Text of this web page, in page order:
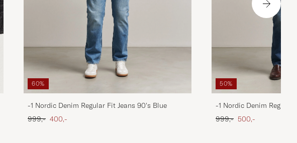
60%
-1 Nordic Denim Regular Fit Jeans 90's Blue
Ordinary pris
999,- Nedsat pris
400,-
50%
-1 Nordic Denim Regular
Ordinary pris
999,- Nedsat pris
500,-